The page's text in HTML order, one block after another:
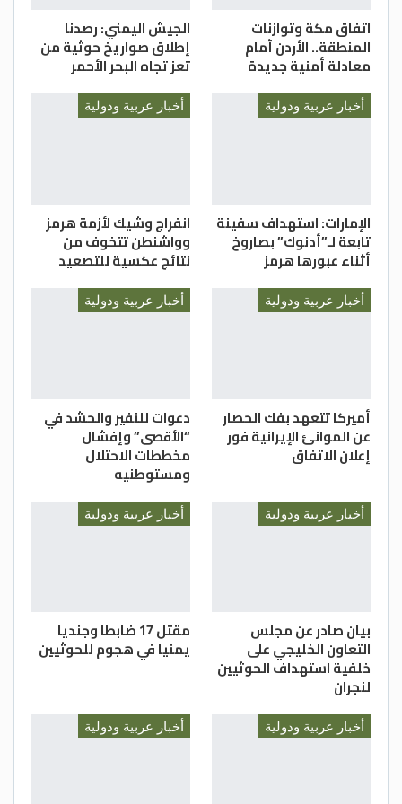
اتفاق مكة وتوازنات
المنطقة.. الأردن أمام
معادلة أمنية جديدة
الجيش اليمني: رصدنا
إطلاق صواريخ حوثية من
تعز تجاه البحر الأحمر
أخبار عربية ودولية
الإمارات: استهداف سفينة
تابعة لـ”أدنوك” بصاروخ
أثناء عبورها هرمز
أخبار عربية ودولية
انفراج وشيك لأزمة هرمز
وواشنطن تتخوف من
نتائج عكسية للتصعيد
أخبار عربية ودولية
أميركا تتعهد بفك الحصار
عن الموانئ الإيرانية فور
إعلان الاتفاق
أخبار عربية ودولية
دعوات للنفير والحشد في
“الأقصى” وإفشال
مخططات الاحتلال
ومستوطنيه
أخبار عربية ودولية
بيان صادر عن مجلس
التعاون الخليجي على
خلفية استهداف الحوثيين
لنجران
أخبار عربية ودولية
مقتل 17 ضابطا وجنديا
يمنيا في هجوم للحوثيين
أخبار عربية ودولية أخبار عربية ودولية